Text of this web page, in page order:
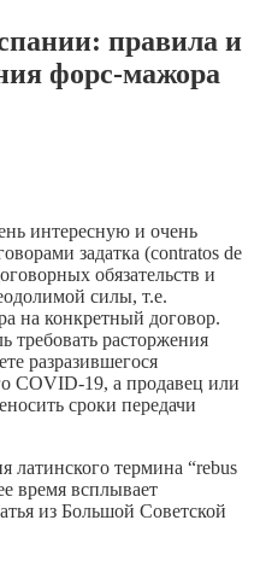
правила и
форс-мажора
интересную и очень
задатка (contratos de
обязательств и
силы, т.е.
на конкретный договор.
требовать расторжения
разразившегося
COVID-19, а продавец или
сроки передачи
латинского термина “rebus
время всплывает
из Большой Советской